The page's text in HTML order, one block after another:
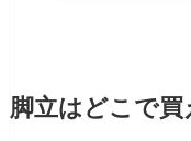
脚立はどこで